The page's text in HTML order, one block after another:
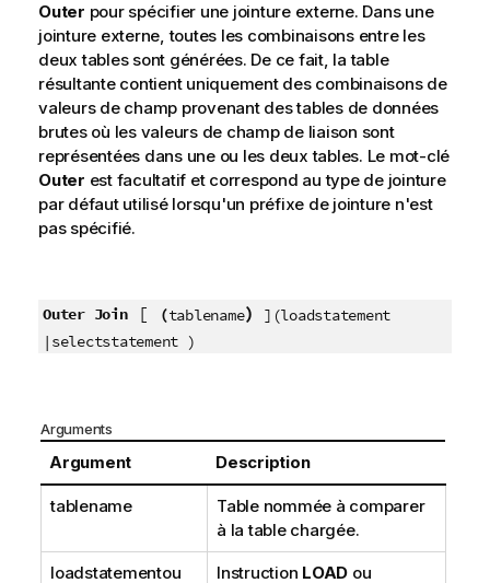
Outer pour spécifier une jointure externe. Dans une
jointure externe, toutes les combinaisons entre les
deux tables sont générées. De ce fait, la table
résultante contient uniquement des combinaisons de
valeurs de champ provenant des tables de données
brutes où les valeurs de champ de liaison sont
représentées dans une ou les deux tables. Le mot-clé
Outer est facultatif et correspond au type de jointure
par défaut utilisé lorsqu'un préfixe de jointure n'est
pas spécifié.
Outer Join[ (tablename)
](loadstatement
|selectstatement )
Arguments
Argument Description
tablename
Table nommée à comparer
à la table chargée.
loadstatementou
Instruction LOAD ou